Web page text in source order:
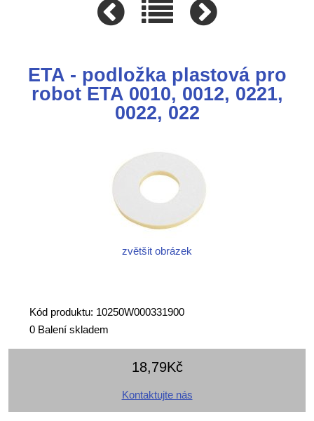
ETA - podložka plastová pro
robot ETA 0010, 0012, 0221,
0022, 022
zvětšit obrázek
Kód produktu: 10250W000331900
0 Balení skladem
18,79Kč
Kontaktujte nás